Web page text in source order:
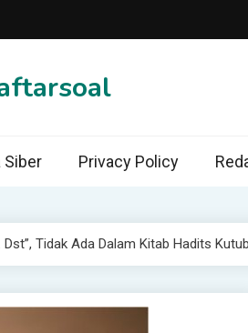
Siber Privacy Policy
Tidak Ada Dalam Kitab Hadits